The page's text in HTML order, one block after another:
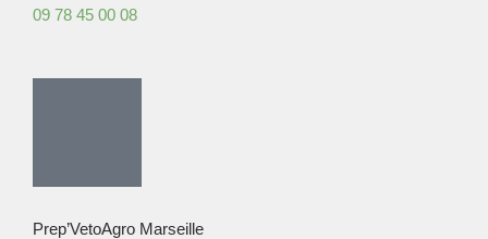
09 78 45 00 08
Prep’VetoAgro Marseille